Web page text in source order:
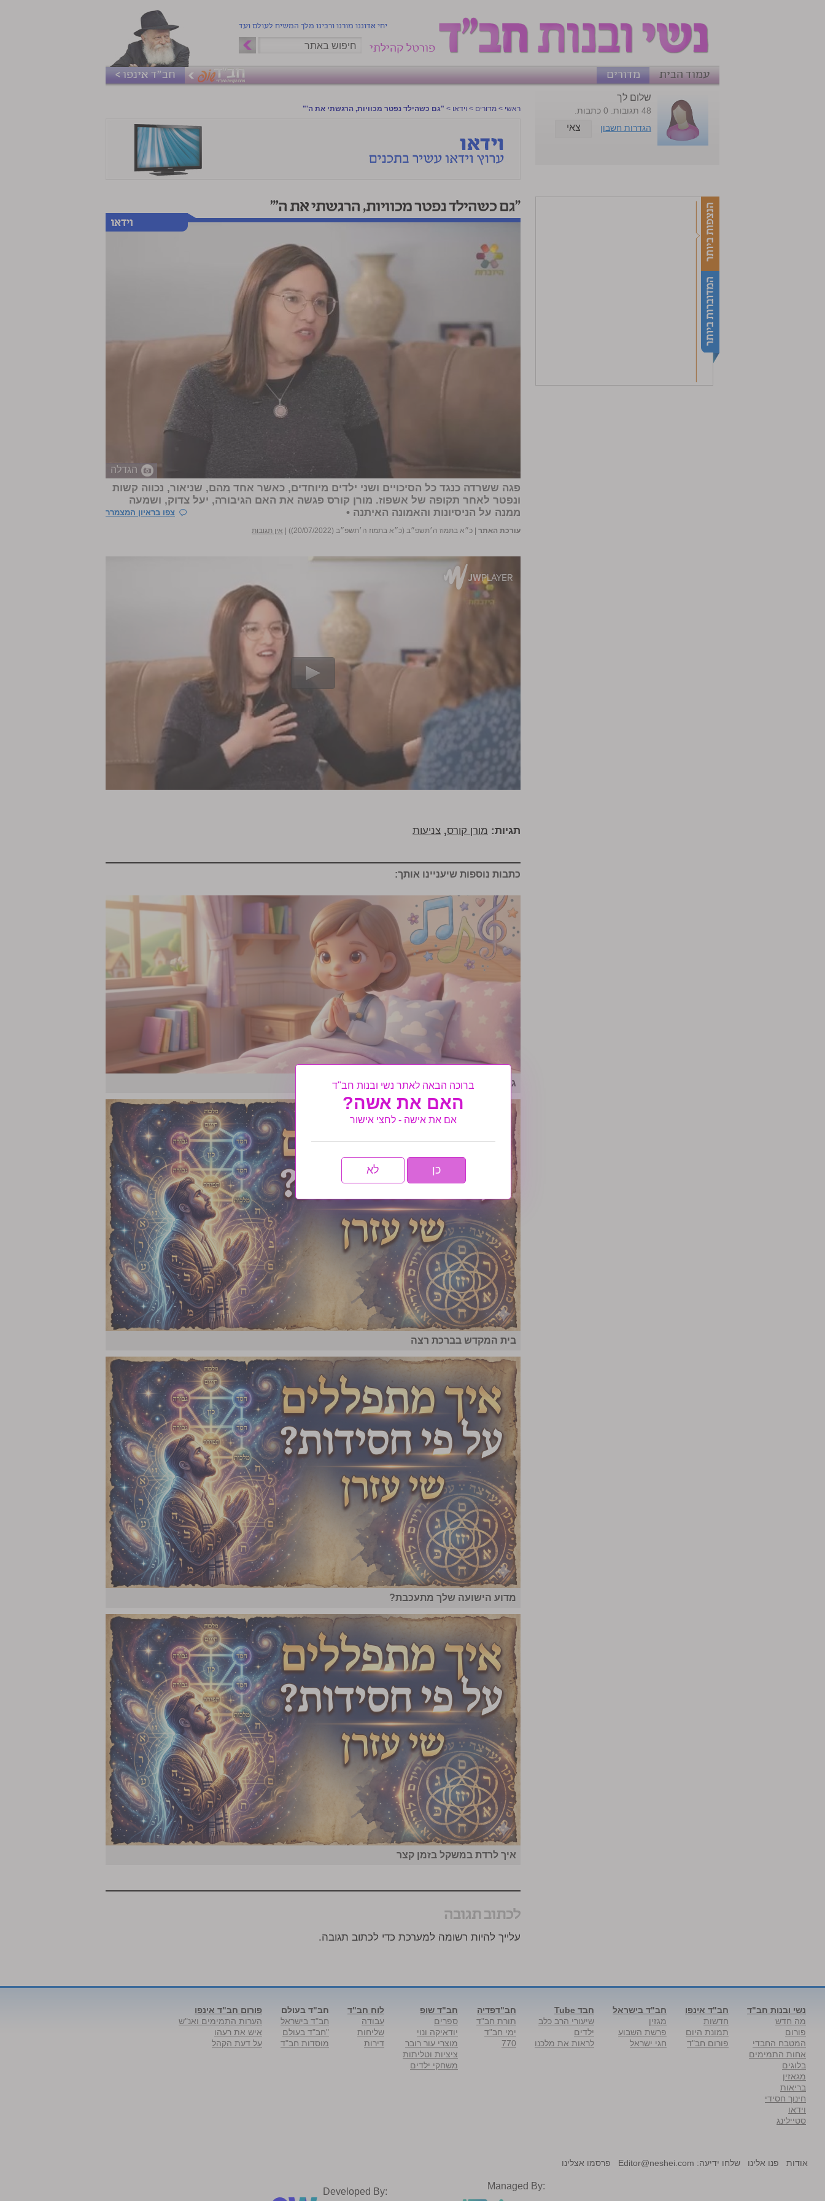
יחי אדוננו מורנו ורבינו מלך המשיח לעולם ועד
פורטל קהילתי
עמוד הבית
מדורים חב"ד אינפו >
ראשי > מדורים > וידאו > "גם כשהילד נפטר מכוויות, הרגשתי את ה'"
"גם כשהילד נפטר מכוויות, הרגשתי את ה'"
הגדלה
פגה ששרדה כנגד כל הסיכויים ושני ילדים מיוחדים, כאשר אחד מהם, שניאור, נכווה קשות
ונפטר לאחר תקופה של אשפוז. מורן קורס פגשה את האם הגיבורה, יעל צדוק, ושמעה
ממנה על הניסיונות והאמונה האיתנה •
צפו בראיון המצמרר
עורכת האתר כ״א בתמוז ה׳תשפ״ב (כ״א בתמוז ה׳תשפ״ב (20/07/2022)) אין תגובות
תגיות: מורן קורס, צניעות
כתבות נוספות שיעניינו אותך:
גם בחופש: תפילה בשמחה
בית המקדש בברכת רצה
מדוע הישועה שלך מתעכבת?
איך לרדת במשקל בזמן קצר
לכתוב תגובה
עלייך להיות רשומה למערכת כדי לכתוב תגובה.
שלום לך
48 תגובות. 0 כתבות.
הגדרות חשבון
צאי
ברוכה הבאה לאתר נשי ובנות חב"ד
האם את אשה?
אם את אישה - לחצי אישור
כן לא
נשי ובנות חב"ד
מה חדש
פורום
המטבח החבדי
אחות התמימים
בלוגים
מגאזין
בריאות
חינוך חסידי
וידאו
סטיילינג
חב"ד אינפו
חדשות
תמונת היום
פורום חב"ד
חב"ד בישראל
מגזין
פרשת השבוע
חגי ישראל
חבד Tube
שיעורי הרב כלב
ילדים
לראות את מלכנו
חב"דפדיה
תורת חב"ד
ימי חב"ד
770
חב"ד שופ
ספרים
יודאיקה ונוי
מוצרי עור רובר
ציציות וטליתות
משחקי ילדים
לוח חב"ד
עבודה
שליחות
דירות
חב"ד בעולם
חב"ד בישראל
"חב"ד בעולם
מוסדות חב"ד
פורום חב"ד אינפו
הערות התמימים ואנ"ש
איש את רעהו
על דעת הקהל
אודות פנו אלינו שלחו ידיעה: Editor@neshei.com פרסמו אצלינו
Developed By: Managed By: